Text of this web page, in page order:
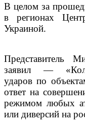
В целом за
в регионах
Украиной.
Представитель
заявил —
ударов по
ответ на
режимом любых
или диверсий на